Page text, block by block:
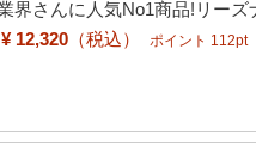
界さんに人気No1商品!リー
¥ 12,320 （税込） ポイント 112pt